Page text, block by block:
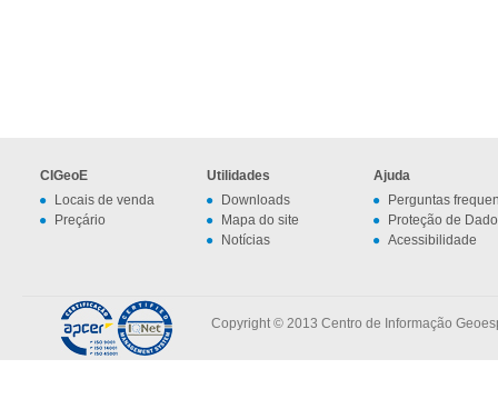
CIGeoE
Locais de venda
Preçário
Utilidades
Downloads
Mapa do site
Notícias
Ajuda
Perguntas
Proteção de
Acessibilidade
Copyright © 2013 Centro de Informação